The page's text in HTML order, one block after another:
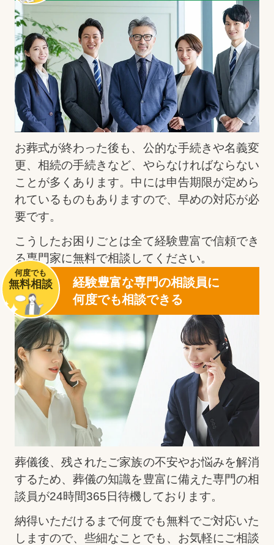
お葬式が終わった後も、公的な手続きや名義変
更、相続の手続きなど、やらなければならない
ことが多くあります。中には申告期限が定めら
れているものもありますので、早めの対応が必
要です。
こうしたお困りごとは全て経験豊富で信頼でき
る専門家に無料で相談してください。
何度でも
無料相談
経験豊富な専門の相談員に
何度でも相談できる
葬儀後、残されたご家族の不安やお悩みを解消
するため、葬儀の知識を豊富に備えた専門の相
談員が24時間365日待機 しております。
納得いただけるまで何度でも無料でご対応いた
しますので、些細なことでも、お気軽にご相談